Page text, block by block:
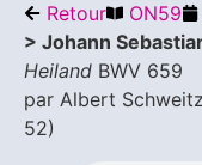
Retour ON59
> Johann
Heiland BWV 659
par Albert
52)